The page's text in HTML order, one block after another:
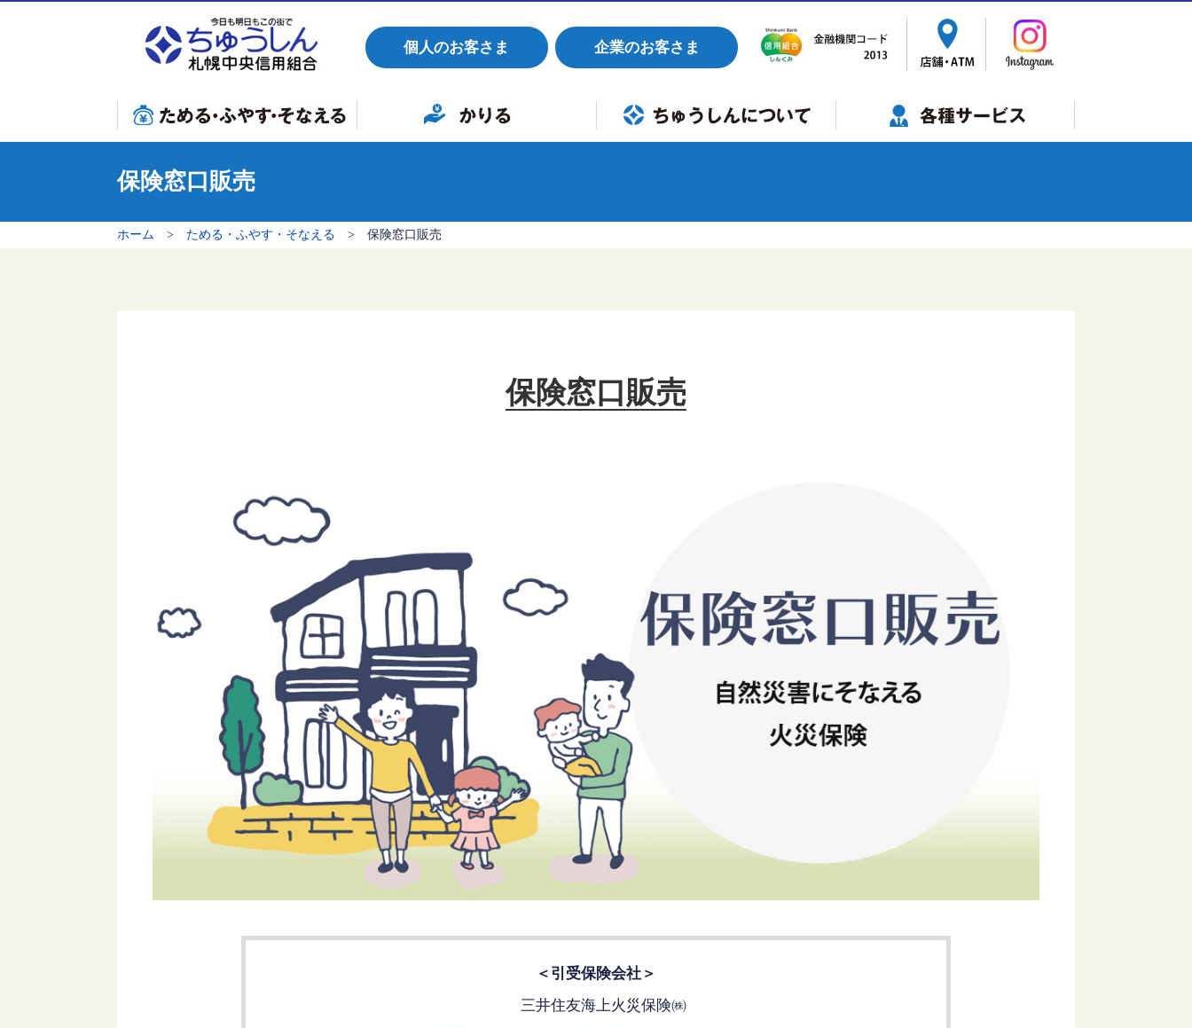
個人のお客さま 企業のお客さま
おすすめ商品
新規口座開設特別定期預金
給与振込優遇定期預金・定期積金
子育て応援定期預金・定期積金
年金受取予約定期預金
退職金定期預金
年金定期預金プレミアム
年金定期預金
相続定期預金
預金・積金商品一覧
国債窓口販売
個人型確定拠出年金iDeCo(イデコ)
保険窓口販売
小規模企業共済
保険窓口販売
ホーム > ためる・ふやす・そなえる > 保険窓口販売
保険窓口販売
＜引受保険会社＞
三井住友海上火災保険㈱